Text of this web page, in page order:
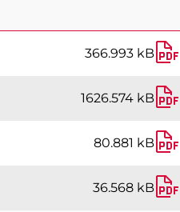
366.993 kB
1626.574 kB
80.881 kB
36.568 kB